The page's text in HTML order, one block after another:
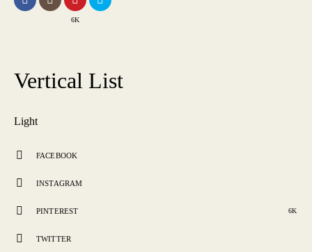
6K
Vertical List
Light
FACEBOOK
INSTAGRAM
PINTEREST 6K
TWITTER